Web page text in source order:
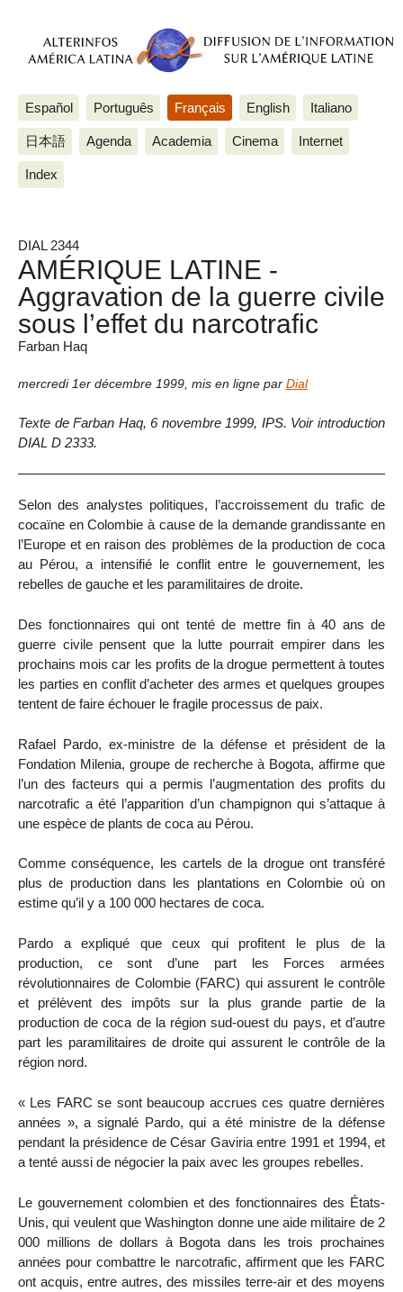
Español Português Français English Italiano
日本語 Agenda Academia Cinema Internet
Index
DIAL 2344
AMÉRIQUE LATINE -
Aggravation de la guerre civile
sous l’effet du narcotrafic
Farban Haq
mercredi 1er décembre 1999 mis en ligne par Dial
Texte de Farban Haq, 6 novembre 1999, IPS. Voir introduction
DIAL D 2333.
Selon des analystes politiques, l’accroissement du trafic de
cocaïne en Colombie à cause de la demande grandissante en
l’Europe et en raison des problèmes de la production de coca
au Pérou, a intensifié le conflit entre le gouvernement, les
rebelles de gauche et les paramilitaires de droite.
Des fonctionnaires qui ont tenté de mettre fin à 40 ans de
guerre civile pensent que la lutte pourrait empirer dans les
prochains mois car les profits de la drogue permettent à toutes
les parties en conflit d’acheter des armes et quelques groupes
tentent de faire échouer le fragile processus de paix.
Rafael Pardo, ex-ministre de la défense et président de la
Fondation Milenia, groupe de recherche à Bogota, affirme que
l’un des facteurs qui a permis l’augmentation des profits du
narcotrafic a été l’apparition d’un champignon qui s’attaque à
une espèce de plants de coca au Pérou.
Comme conséquence, les cartels de la drogue ont transféré
plus de production dans les plantations en Colombie où on
estime qu’il y a 100 000 hectares de coca.
Pardo a expliqué que ceux qui profitent le plus de la
production, ce sont d’une part les Forces armées
révolutionnaires de Colombie (FARC) qui assurent le contrôle
et prélèvent des impôts sur la plus grande partie de la
production de coca de la région sud-ouest du pays, et d’autre
part les paramilitaires de droite qui assurent le contrôle de la
région nord.
« Les FARC se sont beaucoup accrues ces quatre dernières
années », a signalé Pardo, qui a été ministre de la défense
pendant la présidence de César Gaviria entre 1991 et 1994, et
a tenté aussi de négocier la paix avec les groupes rebelles.
Le gouvernement colombien et des fonctionnaires des États-
Unis, qui veulent que Washington donne une aide militaire de 2
000 millions de dollars à Bogota dans les trois prochaines
années pour combattre le narcotrafic, affirment que les FARC
ont acquis, entre autres, des missiles terre-air et des moyens